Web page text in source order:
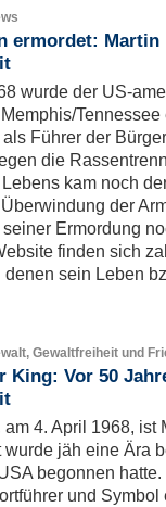
ermordet:
wurde der US-
Führer der
die
kam noch
der
Ermordung
finden sich
denen sein Leben
Gewaltfreiheit und
King: Vor 50
am 4. April 1968, ist
jäh eine Ära
begonnen
und